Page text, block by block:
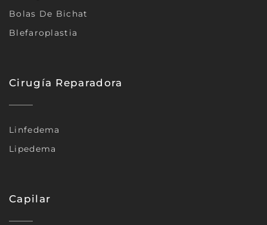
Bolas De Bichat
Blefaroplastia
Cirugía Reparadora
Linfedema
Lipedema
Capilar